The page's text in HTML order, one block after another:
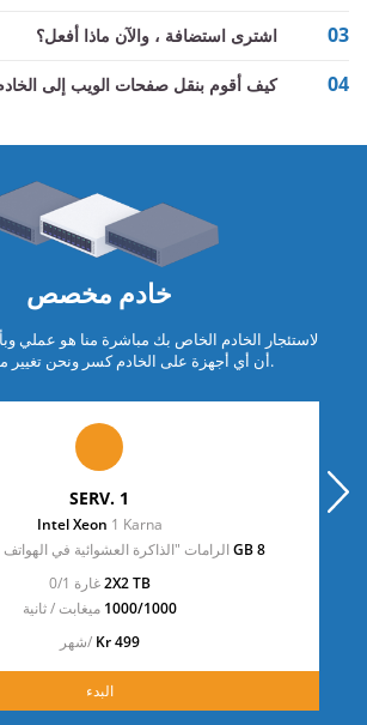
03 اشترى استضافة ، والآن ماذا أفعل؟
04 كيف أقوم بنقل صفحات الويب إلى
خادم مخصص
لاستئجار الخادم الخاص بك مباشرة منا هو عملي
أن أي أجهزة علىالخادم كسر ونحن تغيير مسارها مجانا.
SERV. 1
Intel Xeon 1 Karna
8 GB
الرامات "الذاكرة العشوائية في
2X2 TB غارة 0/1
1000/1000 ميغابت / ثانية
499 Kr
/شهر
البدء
next